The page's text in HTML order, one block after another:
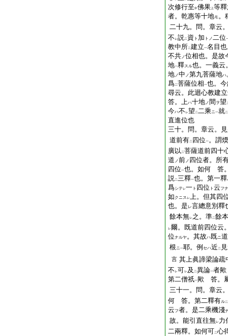
次修行至中佛果 上等
者。乾惠等十地モ。
二十九。問。章云
不 レ説二 資 ト 加 トノ二位
教中所二建立一名目
不共ノ位相也。是故
地一釋スル也。一義云
地ノ中 ノ第九菩薩地ハ
爲二菩薩位相一也。
尋云。此迴心教建
答。上ハ十地ノ 間 ヲ望
今ハ不 レ望 二二乘ニ一就二
直進位也
三十。問。章云。
道前有二 四位一。謂煗
廣以 二菩薩道前四十
道 ノ前ノ 四位者。所
四位一也。如何 答
説二三釋一也。第一釋
爲シテレ一 ト 四位 ト 云 フ
如 クニス レ上。但其四
也。是 レ言總意別釋
餘本無レ之。準二餘本
レ爾。既道前四位云
位ナルヤ。其故ハ既ニ
根ニ一耶。例 セハ近 二
言 其上眞諦梁論疏
不 レ可レ及 二異論一者
第二僧祇一歟 答。
三十一。問。章云
何 答。第二釋有ル二
云 フ者。是二乘機淺
故。能引直往無レ力
二兩釋。如何可二心